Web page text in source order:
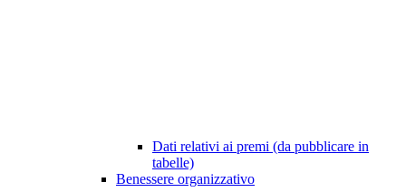
Dati relativi ai premi (da pubblicare in
tabelle)
Benessere organizzativo